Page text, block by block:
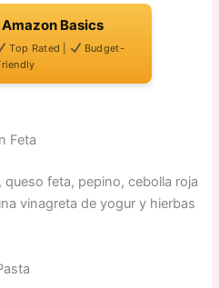
Basics
Top Rated |
Budget-
Feta
feta, pepino, cebolla roja
vinagreta de yogur y hierbas